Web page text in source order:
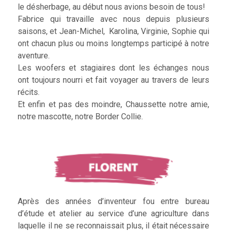
le désherbage, au début nous avions besoin de tous!
Fabrice qui travaille avec nous depuis plusieurs
saisons, et Jean-Michel, Karolina, Virginie, Sophie qui
ont chacun plus ou moins longtemps participé à notre
aventure.
Les woofers et stagiaires dont les échanges nous
ont toujours nourri et fait voyager au travers de leurs
récits.
Et enfin et pas des moindre, Chaussette notre amie,
notre mascotte, notre Border Collie.
Après des années d’inventeur fou entre bureau
d’étude et atelier au service d’une agriculture dans
laquelle il ne se reconnaissait plus, il était nécessaire